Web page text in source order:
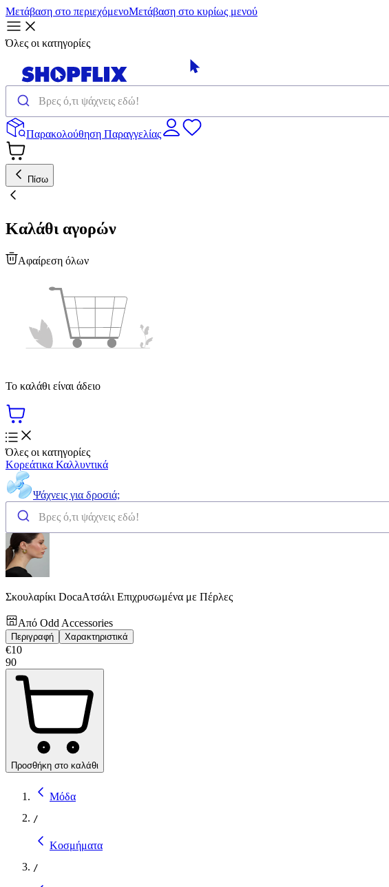
Μετάβαση στο περιεχόμενοΜετάβαση στο κυρίως μενού
Όλες οι κατηγορίες
Παρακολούθηση Παραγγελίας
Πίσω
Καλάθι αγορών
Αφαίρεση όλων
Το καλάθι είναι άδειο
Όλες οι κατηγορίες
Κορεάτικα Καλλυντικά
Ψάχνεις για δροσιά;
Σκουλαρίκι DocaΑτσάλι Επιχρυσωμένα με Πέρλες
Από Odd Accessories
Περιγραφή Χαρακτηριστικά
€10
90
Προσθήκη στο καλάθι
Μόδα
/
Κοσμήματα
/